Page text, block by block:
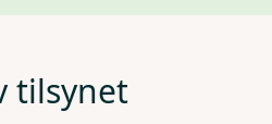
tilsynet